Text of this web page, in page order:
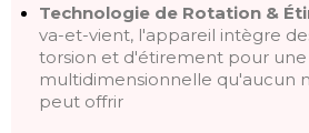
Technologie de Rotation &
va-et-vient, l'appareil intègre
torsion et d'étirement pour
multidimensionnelle qu'aucun
peut offrir